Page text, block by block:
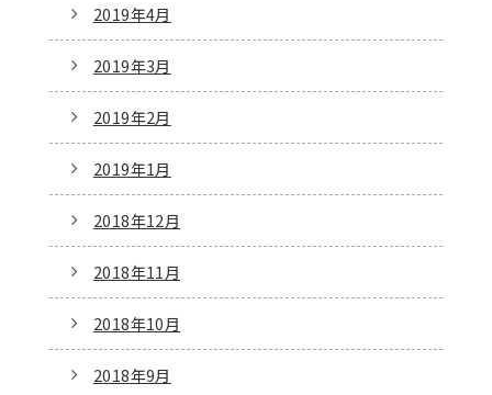
2019年4月
2019年3月
2019年2月
2019年1月
2018年12月
2018年11月
2018年10月
2018年9月